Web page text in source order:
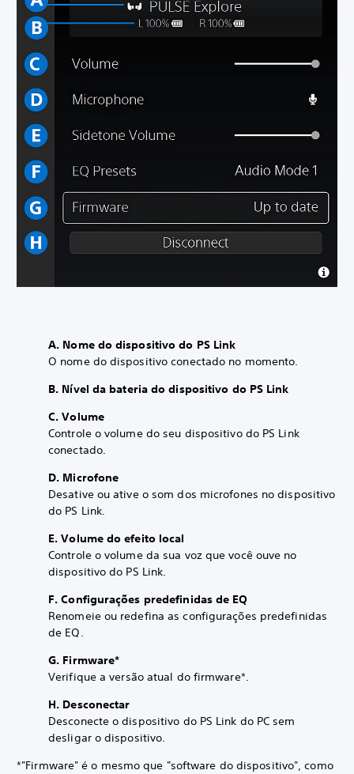
A. Nome do dispositivo do PS Link
O nome do dispositivo conectado no momento.
B. Nível da bateria do dispositivo do PS Link
C. Volume
Controle o volume do seu dispositivo do PS Link
conectado.
D. Microfone
Desative ou ative o som dos microfones no dispositivo
do PS Link.
E. Volume do efeito local
Controle o volume da sua voz que você ouve no
dispositivo do PS Link.
F. Configurações predefinidas de EQ
Renomeie ou redefina as configurações predefinidas
de EQ.
G. Firmware*
Verifique a versão atual do firmware*.
H. Desconectar
Desconecte o dispositivo do PS Link do PC sem
desligar o dispositivo.
*"Firmware" é o mesmo que "software do dispositivo", como